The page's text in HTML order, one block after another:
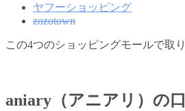
ヤフーショッピング
zozotown
この4つのショッピングモールで取
aniary（アニアリ）の